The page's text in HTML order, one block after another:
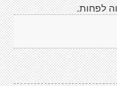
לפחות.